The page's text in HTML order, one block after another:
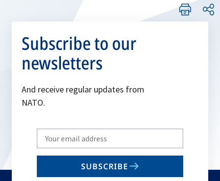
Subscribe to our
newsletters
And receive regular updates from
NATO.
Write
your
email
SUBSCRIBE